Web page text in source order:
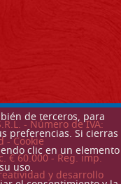
de terceros, para
preferencias. Si cierras
clic en un elemento
uso.
- Número de IVA:
-Cookie
€ 60.000 - Reg. imp.
y desarrollo